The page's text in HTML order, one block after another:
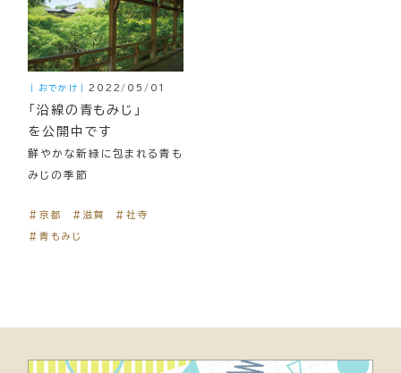
｜おでかけ｜2022/05/01
「沿線の青もみじ」
を公開中です
鮮やかな新緑に包まれる青も
みじの季節
＃京都 ＃滋賀
＃社寺
＃青もみじ